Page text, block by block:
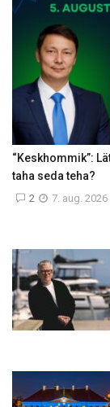
“Keskhommik”:
taha seda teha?
7. aug. 2026
2